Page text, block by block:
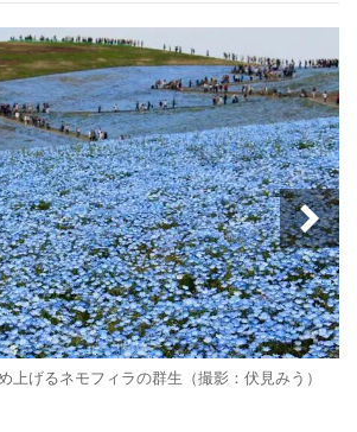
上げるネモフィラの群生（撮影：伏見みう）